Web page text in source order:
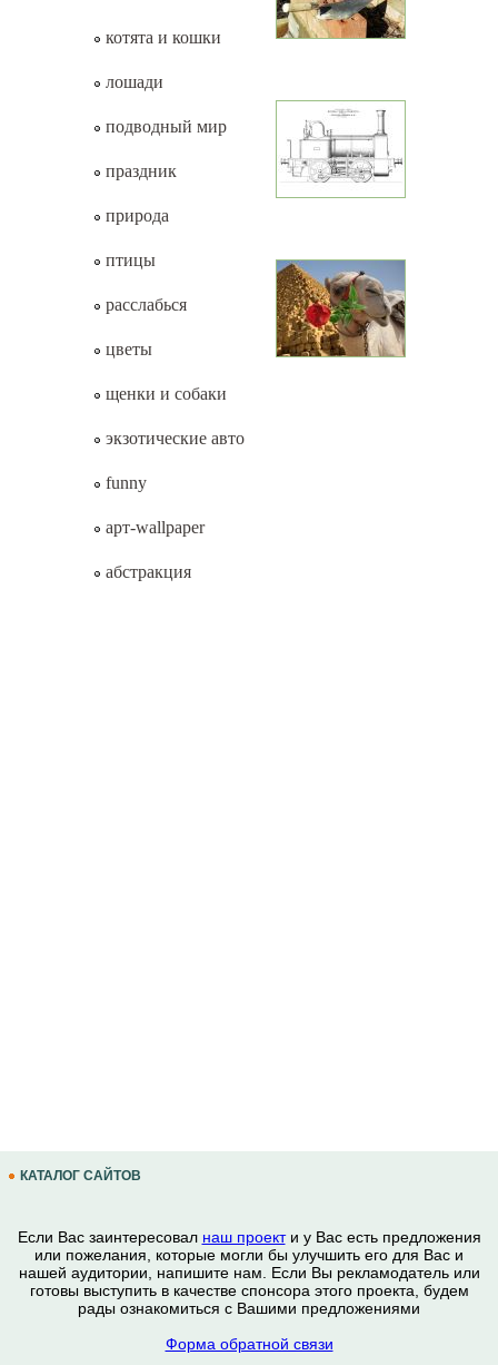
котята и кошки
лошади
подводный мир
праздник
природа
птицы
расслабься
цветы
щенки и собаки
экзотические авто
funny
арт-wallpaper
абстракция
КАТАЛОГ САЙТОВ
Если Вас заинтересовал наш проекти у Вас есть предложения
или пожелания, которые могли бы улучшить его для Вас и
нашей аудитории, напишите нам. Если Вы рекламодатель или
готовы выступить в качестве спонсора этого проекта, будем
рады ознакомиться с Вашими предложениями
Форма обратной связи